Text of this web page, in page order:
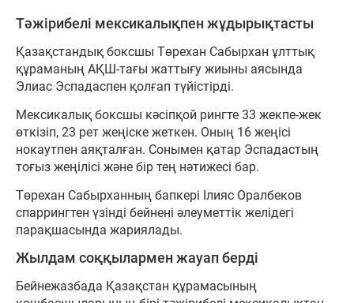
Тәжірибелі мексикалықпен жұдырықтасты
Қазақстандық боксшы Төрехан Сабырхан ұлттық
құраманың АҚШ-тағы жаттығу жиыны аясында
Элиас Эспадаспен қолғап түйістірді.
Мексикалық боксшы кәсіпқой рингте 33 жекпе-жек
өткізіп, 23 рет жеңіске жеткен. Оның 16 жеңісі
нокаутпен аяқталған. Сонымен қатар Эспадастың
тоғыз жеңілісі және бір тең нәтижесі бар.
Төрехан Сабырханның бапкері Ілияс Оралбеков
спаррингтен үзінді бейнені әлеуметтік желідегі
парақшасында жариялады.
Жылдам соққылармен жауап берді
Бейнежазбада Қазақстан құрамасының